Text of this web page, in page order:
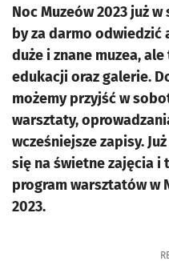
Noc Muzeów 2023 już
by za darmo odwiedzić
duże i znane muzea,
edukacji oraz galerie.
możemy przyjść w
warsztaty,
wcześniejsze zapisy.
się na świetne zajęcia i
program warsztatów w
2023.